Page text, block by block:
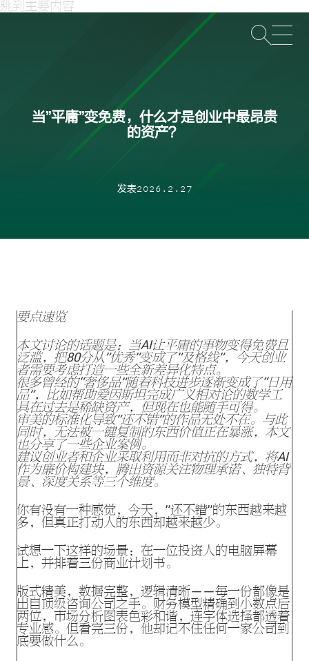
跳到主要内容
打
当”平庸”变免费，什么才是创业中最昂贵
的资产？
发表2026.2.27
要点速览
本文讨论的话题是：当AI让平庸的事物变得免费且
泛滥，把80分从”优秀”变成了”及格线”，今天创业
者需要考虑打造一些全新差异化特点。
很多曾经的“奢侈品”随着科技进步逐渐变成了“日用
品”，比如帮助爱因斯坦完成广义相对论的数学工
具在过去是稀缺资产，但现在也能随手可得。
审美的标准化导致”还不错”的作品无处不在。与此
同时，无法被一键复制的东西价值正在暴涨，本文
也分享了一些企业案例。
建议创业者和企业采取利用而非对抗的方式，将AI
作为廉价构建块，腾出资源关注物理承诺、独特背
景、深度关系等三个维度。
你有没有一种感觉，今天，”还不错”的东西越来越
多，但真正打动人的东西却越来越少。
试想一下这样的场景：在一位投资人的电脑屏幕
上，并排着三份商业计划书。
版式精美，数据完整，逻辑清晰——每一份都像是
出自顶级咨询公司之手。财务模型精确到小数点后
两位，市场分析图表色彩和谐，连字体选择都透着
专业感。但看完三份，他却记不住任何一家公司到
底要做什么。